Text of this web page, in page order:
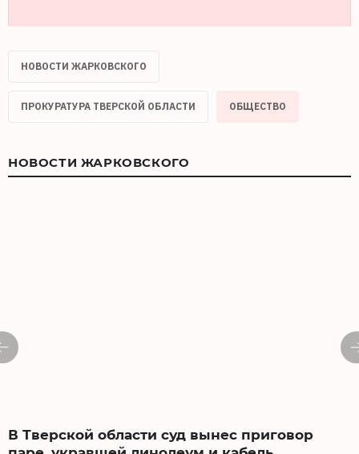
НОВОСТИ ЖАРКОВСКОГО
ПРОКУРАТУРА ТВЕРСКОЙ ОБЛАСТИ ОБЩЕСТВО
НОВОСТИ ЖАРКОВСКОГО
В Тверской области суд вынес приговор